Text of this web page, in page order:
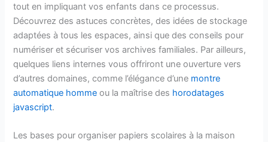
tout en impliquant vos enfants dans ce processus.
Découvrez des astuces concrètes, des idées de stockage
adaptées à tous les espaces, ainsi que des conseils pour
numériser et sécuriser vos archives familiales. Par ailleurs,
quelques liens internes vous offriront une ouverture vers
d’autres domaines, comme l’élégance d’une montre
automatique homme ou la maîtrise des horodatages
javascript.
Les bases pour organiser papiers scolaires à la maison